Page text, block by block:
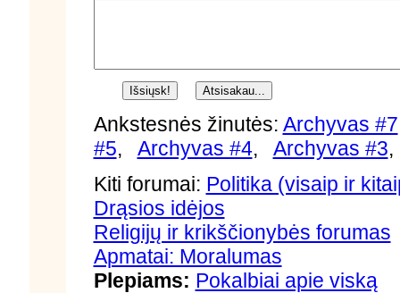
Ankstesnės žinutės: Archyvas #7
#5, Archyvas #4, Archyvas #3
Kiti forumai: Politika (visaip ir
Drąsios idėjos
Religijų ir krikščionybės forumas
Apmatai: Moralumas
Plepiams: Pokalbiai apie viską